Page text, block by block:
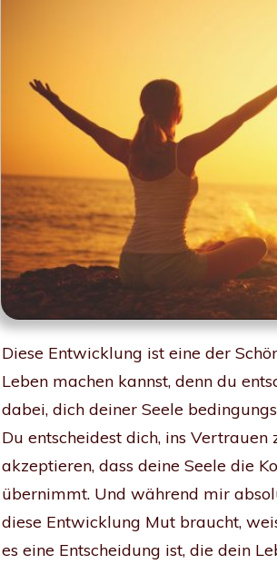
Diese Entwicklung ist eine der
Leben machen kannst, denn du
dabei, dich deiner Seele
Du entscheidest dich, ins Vertrauen
akzeptieren, dass deine Seele die
übernimmt. Und während mir
diese Entwicklung Mut braucht,
es eine Entscheidung ist, die dein